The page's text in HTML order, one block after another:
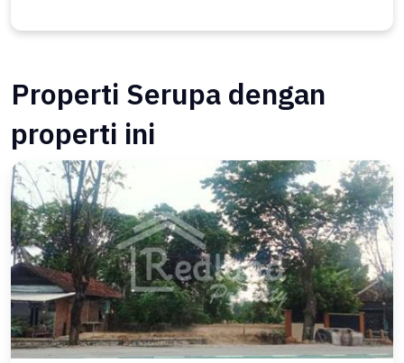
Properti Serupa dengan
properti ini